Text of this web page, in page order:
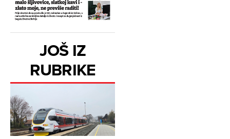
JOŠ IZ
RUBRIKE